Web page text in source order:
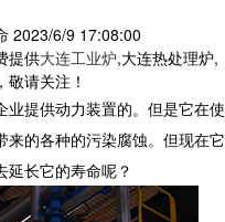
2023/6/9 17:08:00
提供大连工业炉,大连热处理炉,
请关注！
业提供动力装置的。但是它在使
的各种的污染腐蚀。但现在它
延长它的寿命呢？